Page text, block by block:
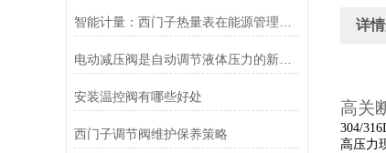
详
高关
304/
高压力
电动减压阀是自动调节液体压力的新利器
安装温控阀有哪些好处
西门子调节阀维护保养策略